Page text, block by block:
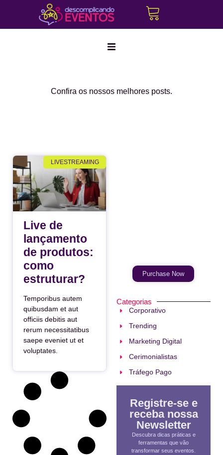
Corporativo
Cerimonialistas
Tráfego Pago
Confira os nossos melhores posts.
LIVESTREAMING
Live de
lançamento
de produtos:
como
estruturar?
Temporibus autem
quibusdam et aut
officiis debitis aut
rerum necessitatibus
saepe eveniet ut et
voluptates.
Purchase Now
Categorias
Corporativo
Trending
Marketing Digital
Cerimonialistas
Tráfego Pago
Registre-se e
receba nossa
Newsletter
Descubra dicas práticas e
ferramentas que vão
transformar seus eventos.